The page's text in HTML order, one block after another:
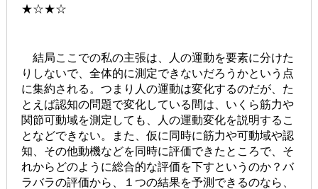
★☆★☆
結局ここでの私の主張は、人の運動を要素に分けた
りしないで、全体的に測定できないだろうかという点
に集約される。つまり人の運動は変化するのだが、た
とえば認知の問題で変化している間は、いくら筋力や
関節可動域を測定しても、人の運動変化を説明するこ
となどできない。また、仮に同時に筋力や可動域や認
知、その他動機などを同時に評価できたところで、そ
れからどのように総合的な評価を下すというのか？バ
ラバラの評価から、１つの結果を予測できるのなら、